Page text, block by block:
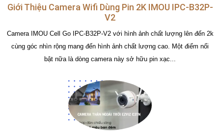
Giới Thiệu Camera Wifi Dùng Pin 2K IMOU IPC-B32P-
V2
Camera IMOU Cell Go IPC-B32P-V2 với hình ảnh chất lượng lên đến 2k
cùng góc nhìn rộng mang đến hình ảnh chất lượng cao. Một điểm nổi
bật nữa là dòng camera này sở hữu pin xạc...